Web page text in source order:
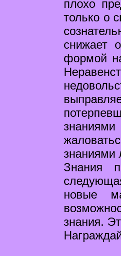
плохо
только о
снижает
формой
знаниями
знаниями
Знания
новые
знания.